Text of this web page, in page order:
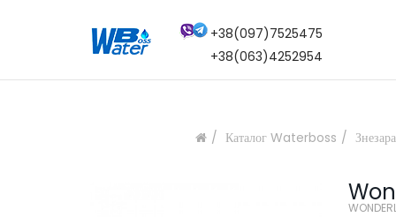
+38(097)7525475
+38(063)4252954
Каталог Waterboss